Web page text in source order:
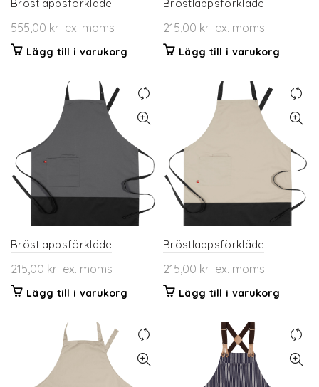
Bröstlappsförkläde
555,00 kr ex. moms
Lägg till i varukorg
Bröstlappsförkläde
215,00 kr ex. moms
Lägg till i varukorg
Bröstlappsförkläde
215,00 kr ex. moms
Lägg till i varukorg
Bröstlappsförkläde
215,00 kr ex. moms
Lägg till i varukorg